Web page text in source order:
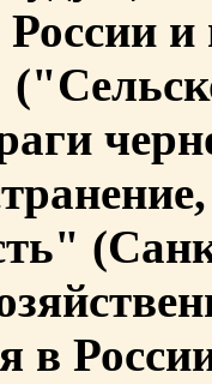
в